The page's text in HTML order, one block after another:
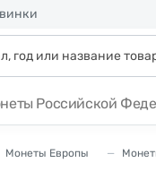
Российской
Монеты Европы